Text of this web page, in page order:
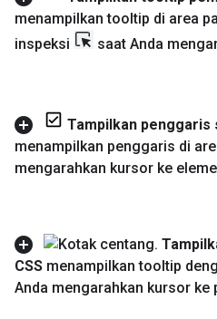
menampilkan tooltip di area
inspeksi
saat Anda
Tampilkan
menampilkan penggaris di
mengarahkan kursor ke
CSS menampilkan tooltip
Anda mengarahkan kursor ke